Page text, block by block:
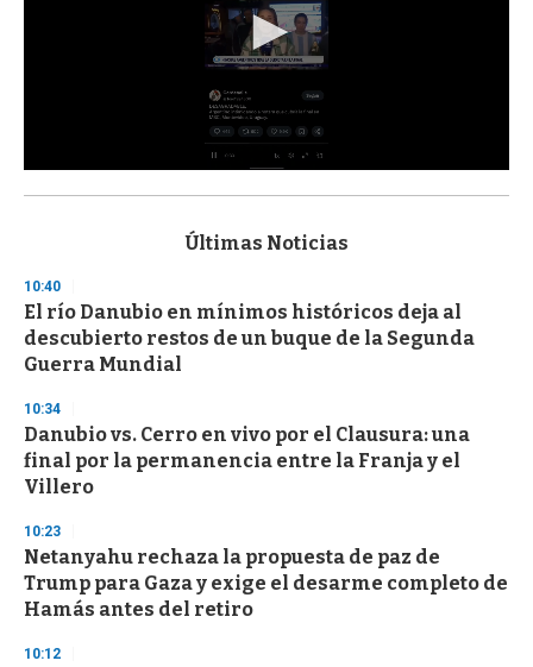
s
d
s
o
f
3
s
e
c
o
n
s
Últimas Noticias
10:40
El río Danubio en mínimos históricos deja al
descubierto restos de un buque de la Segunda
Guerra Mundial
10:34
Danubio vs. Cerro en vivo por el Clausura: una
final por la permanencia entre la Franja y el
Villero
10:23
Netanyahu rechaza la propuesta de paz de
Trump para Gaza y exige el desarme completo de
Hamás antes del retiro
10:12